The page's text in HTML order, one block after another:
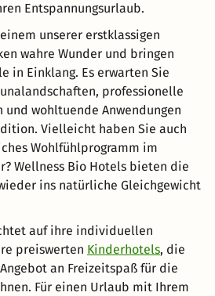
Entspannungsurlaub.
unserer erstklassigen
wahre Wunder und bringen
in Einklang. Es erwarten Sie
professionelle
und wohltuende Anwendungen
Vielleicht haben Sie auch
Wohlfühlprogramm im
Wellness Bio Hotels bieten die
ins natürliche Gleichgewicht
auf ihre individuellen
preiswerten Kinderhotels, die
an Freizeitspaß für die
Für einen Urlaub mit Ihrem